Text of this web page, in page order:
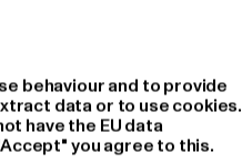
behaviour and to provide
data or to use cookies.
have the EU data
you agree to this.